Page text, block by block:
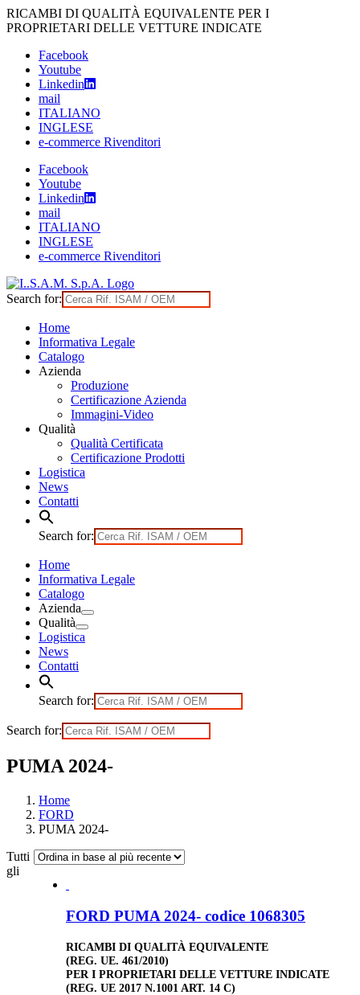
Skip
to
RICAMBI DI QUALITÀ EQUIVALENTE PER I
PROPRIETARI DELLE VETTURE INDICATE
Facebook
Youtube
Linkedin
mail
ITALIANO
INGLESE
e-commerce Rivenditori
Facebook
Youtube
Linkedin
mail
ITALIANO
INGLESE
e-commerce Rivenditori
Search for:
Home
Informativa Legale
Catalogo
Azienda
Produzione
Certificazione Azienda
Immagini-Video
Qualità
Qualità Certificata
Certificazione Prodotti
Logistica
News
Contatti
Search for:
Home
Informativa Legale
Catalogo
Azienda
Qualità
Logistica
News
Contatti
Search for:
Search for:
PUMA 2024-
Home
FORD
PUMA 2024-
FORD PUMA 2024- codice 1068305
RICAMBI DI QUALITÀ EQUIVALENTE
(REG. UE. 461/2010)
PER I PROPRIETARI DELLE VETTURE INDICATE
(REG. UE 2017 N.1001 ART. 14 C)
Tutti
gli